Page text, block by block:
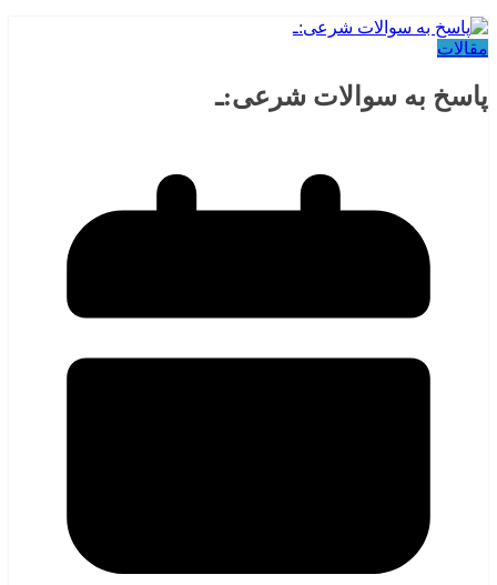
مقالات
پاسخ به سوالات شرعی:ـ